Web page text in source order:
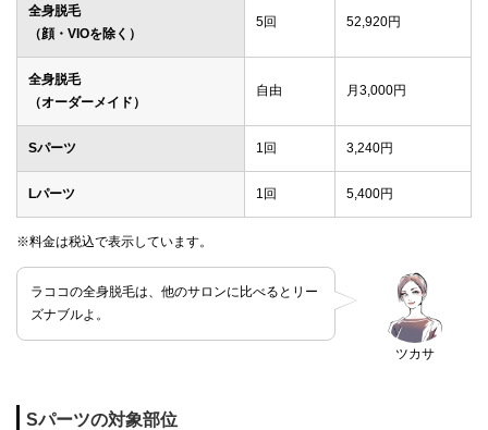
全身脱毛
（顔・VIOを除く）
5回 52,920円
全身脱毛
（オーダーメイド）
自由 月3,000円
Sパーツ 1回 3,240円
Lパーツ 1回 5,400円
※料金は税込で表示しています。
ツカサ
ラココの全身脱毛は、他のサロンに比べるとリー
ズナブルよ。
Sパーツの対象部位